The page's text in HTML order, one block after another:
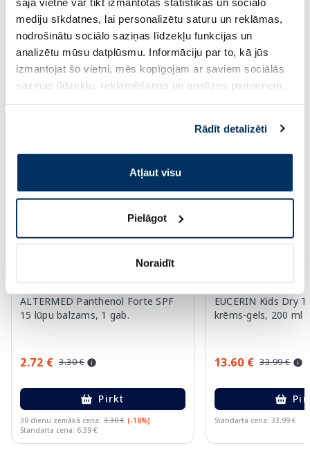
mediju sīkdatnes, lai personalizētu saturu un reklāmas,
nodrošinātu sociālo saziņas līdzekļu funkcijas un
analizētu mūsu datplūsmu. Informāciju par to, kā jūs
izmantojat šo vietni, mēs kopīgojam ar saviem sociālās
saziņas līdzekļu, reklamēšanas un analīzes partneriem,
pakalpojumus. Ja piekrītat šo papildu sīkdatņu
izmantošanai, lūdzu, atzīmējiet savu izvēli:
Rādīt detalizēti
Atļaut visu
Pielāgot
Noraidīt
Pirkt
Standarta cena: 17.69 € Standarta cena: 12.29 €
Page 1 of 10
Saules aizsardzībai vasarā ☀️
ALTERMED Panthenol Forte SPF
15 lūpu balzams, 1 gab.
2.72 € 3.30 €
Pirkt
30 dienu zemākā cena: 3.30 € (-18%)
Standarta cena: 6.39 €
EUCERIN Kids Dry
krēms-gels, 200 ml
13.60 € 33.99 €
Standarta cena: 33.99 €